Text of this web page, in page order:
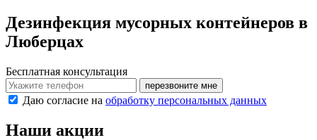
Дезинфекция мусорных контейнеров в
Люберцах
Бесплатная консультация
перезвоните мне
Даю согласие на обработку персональных данных
Наши акции